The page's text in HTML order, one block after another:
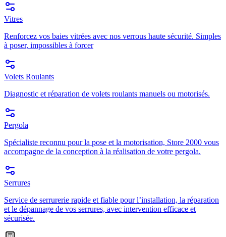
Vitres
Renforcez vos baies vitrées avec nos verrous haute sécurité. Simples
à poser, impossibles à forcer
Volets Roulants
Diagnostic et réparation de volets roulants manuels ou motorisés.
Pergola
Spécialiste reconnu pour la pose et la motorisation, Store 2000 vous
accompagne de la conception à la réalisation de votre pergola.
Serrures
Service de serrurerie rapide et fiable pour l’installation, la réparation
et le dépannage de vos serrures, avec intervention efficace et
sécurisée.